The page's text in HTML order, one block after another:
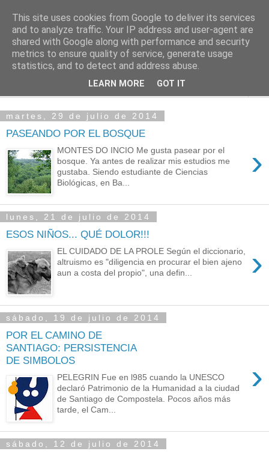
PASEANTE SILENCIOSO
Blog personal de Emilio Valadé del Río
martes, 29 de julio de 2014
PASEANDO POR EL BOSQUE
›
MONTES DO INCIO Me gusta pasear por el
bosque. Ya antes de realizar mis estudios me
gustaba. Siendo estudiante de Ciencias
Biológicas, en Ba...
lunes, 21 de julio de 2014
ESOS NIÑOS... QUÉ DOLOR!!!
›
EL CUIDADO DE LA PROLE Según el diccionario,
altruismo es "diligencia en procurar el bien ajeno
aun a costa del propio", una defin...
sábado, 19 de julio de 2014
POR EL CAMINO DE
SANTIAGO: PERSISTENCIA
DE SIMBOLOS
›
PELEGRIN Fue en l985 cuando la UNESCO
declaró Patrimonio de la Humanidad a la ciudad
de Santiago de Compostela. Pocos años más
tarde, el Cam...
sábado, 12 de julio de 2014
This site uses cookies from Google to deliver its services
and to analyze traffic. Your IP address and user-agent are
shared with Google along with performance and security
metrics to ensure quality of service, generate usage
statistics, and to detect and address abuse.
LEARN MORE GOT IT